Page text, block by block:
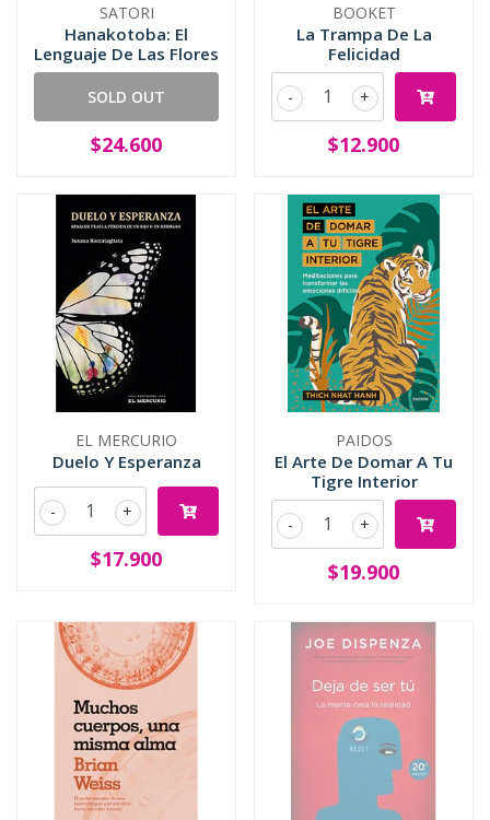
SATORI
Hanakotoba: El
Lenguaje De Las Flores
SOLD OUT
$24.600
BOOKET
La Trampa De La
Felicidad
+
-
$12.900
EL MERCURIO
Duelo Y Esperanza
+
-
$17.900
PAIDOS
El Arte De Domar A Tu
Tigre Interior
+
-
$19.900